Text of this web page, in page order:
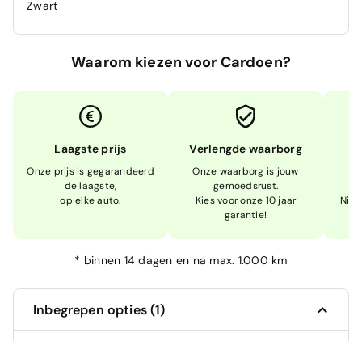
Zwart
Waarom kiezen voor Cardoen?
Laagste prijs
Onze prijs is gegarandeerd
de laagste,
op elke auto.
Verlengde waarborg
Onze waarborg is jouw
gemoedsrust.
Kies voor onze 10 jaar
garantie!
Niet
* binnen 14 dagen en na max. 1.000 km
Inbegrepen opties (1)